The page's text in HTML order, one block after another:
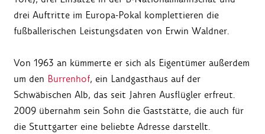
drei Auftritte im Europa-Pokal komplettieren die
fußballerischen Leistungsdaten von Erwin Waldner.
Von 1963 an kümmerte er sich als Eigentümer außerdem
um den Burrenhof, ein Landgasthaus auf der
Schwäbischen Alb, das seit Jahren Ausflügler erfreut.
2009 übernahm sein Sohn die Gaststätte, die auch für
die Stuttgarter eine beliebte Adresse darstellt.